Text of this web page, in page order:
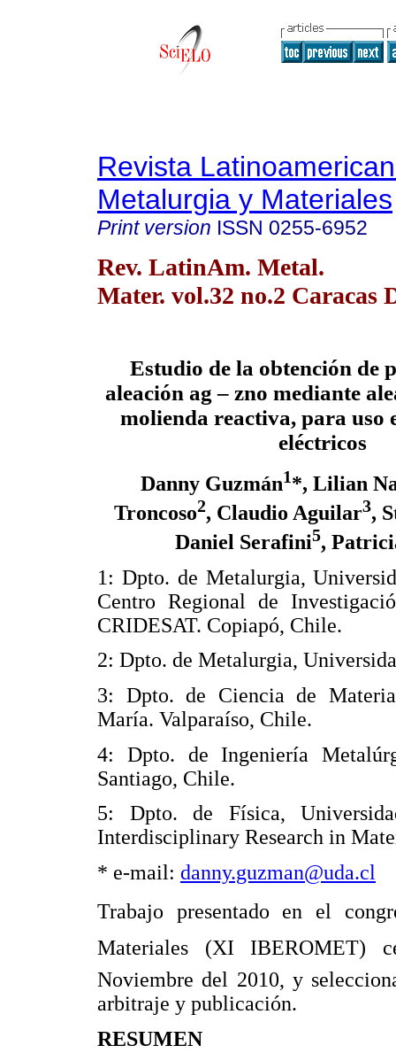
Revista
Metalurgia y Materiales
Print version ISSN 0255-6952
Rev. LatinAm. Metal.
Mater. vol.32 no.2 Caracas
Estudio de la obtención de
aleación ag – zno mediante
molienda reactiva, para uso
eléctricos
Danny Guzmán1*, Lilian
Troncoso2, Claudio Aguilar3,
Daniel Serafini5,
1: Dpto. de Metalurgia,
Centro Regional de
CRIDESAT. Copiapó, Chile.
2: Dpto. de Metalurgia,
3: Dpto. de Ciencia de
María. Valparaíso, Chile.
4: Dpto. de Ingeniería
Santiago, Chile.
5: Dpto. de Física,
Interdisciplinary Research in
* e-mail: danny.guzman@uda.cl
Trabajo presentado en el
Materiales (XI
Noviembre del 2010, y
arbitraje y publicación.
RESUMEN